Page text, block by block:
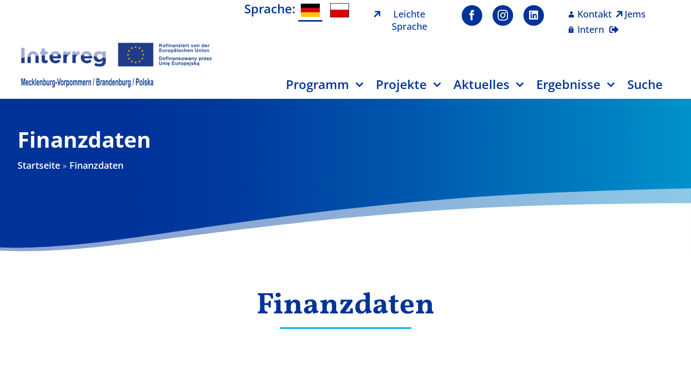
Sprache:
Leichte
Sprache
Kontakt
Jems
Intern
Programm Projekte Aktuelles Ergebnisse Suche
Finanzdaten
Startseite » Finanzdaten
Finanzdaten